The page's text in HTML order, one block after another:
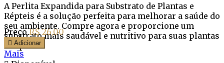
A Perlita Expandida para Substrato de Plantas e
Répteis é a solução perfeita para melhorar a saúde do
seu ambiente. Compre agora e proporcione um
substrato mais saudável e nutritivo para suas plantas
e répteis.
Preço R$ 26,00
 Adicionar
Mais